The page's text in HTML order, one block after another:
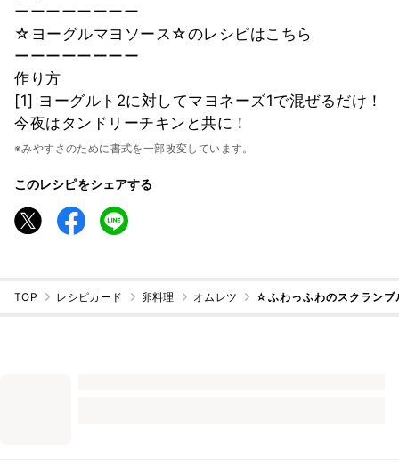
ーーーーーーーー
☆ヨーグルマヨソース☆のレシピはこちら
ーーーーーーーー
作り方
[1] ヨーグルト2に対してマヨネーズ1で混ぜるだけ！
今夜はタンドリーチキンと共に！
※みやすさのために書式を一部改変しています。
このレシピをシェアする
TOP レシピカード 卵料理 オムレツ ☆ふわっふわのスクラン